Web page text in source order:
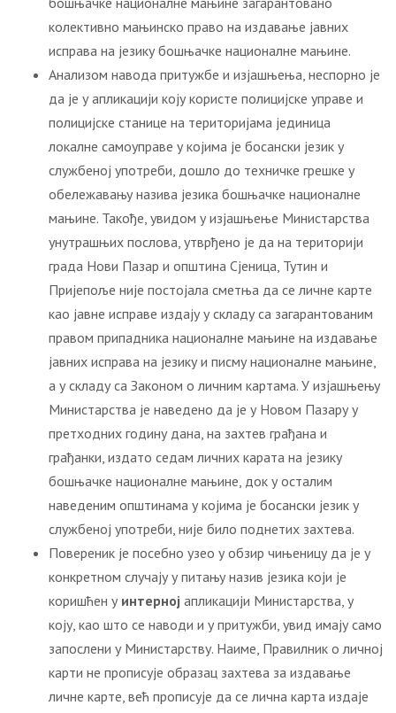
колективно мањинско право на издавање јавних
исправа на језику бошњачке националне мањине.
Анализом навода притужбе и изјашњења, неспорно је
да је у апликацији коју користе полицијске управе и
полицијске станице на територијама јединица
локалне самоуправе у којима је босански језик у
службеној употреби, дошло до техничке грешке у
обележавању назива језика бошњачке националне
мањине. Такође, увидом у изјашњење Министарства
унутрашњих послова, утврђено је да на територији
града Нови Пазар и општина Сјеница, Тутин и
Пријепоље није постојала сметња да се личне карте
као јавне исправе издају у складу са загарантованим
правом припадника националне мањине на издавање
јавних исправа на језику и писму националне мањине,
а у складу са Законом о личним картама. У изјашњењу
Министарства је наведено да је у Новом Пазару у
претходних годину дана, на захтев грађана и
грађанки, издато седам личних карата на језику
бошњачке националне мањине, док у осталим
наведеним општинама у којима је босански језик у
службеној употреби, није било поднетих захтева.
Повереник је посебно узео у обзир чињеницу да је у
конкретном случају у питању назив језика који је
коришћен у интерној апликацији Министарства, у
коју, као што се наводи и у притужби, увид имају само
запослени у Министарству. Наиме, Правилник о личној
карти не прописује образац захтева за издавање
личне карте, већ прописује да се лична карта издаје